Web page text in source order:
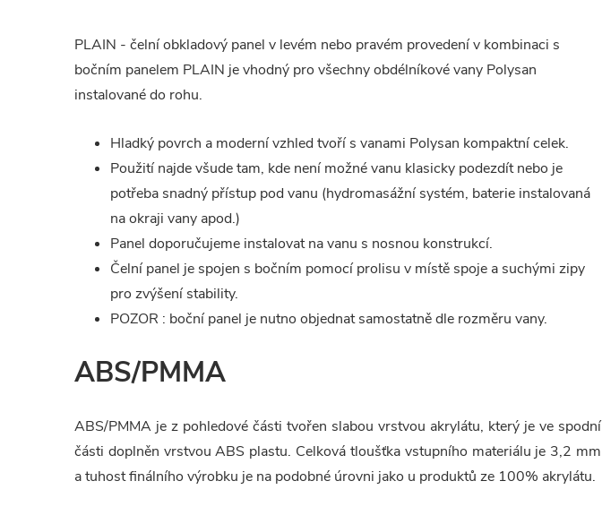
PLAIN - čelní obkladový panel v levém nebo pravém provedení v kombinaci s
bočním panelem PLAIN je vhodný pro všechny obdélníkové vany Polysan
instalované do rohu.
Hladký povrch a moderní vzhled tvoří s vanami Polysan kompaktní celek.
Použití najde všude tam, kde není možné vanu klasicky podezdít nebo je
potřeba snadný přístup pod vanu (hydromasážní systém, baterie instalovaná
na okraji vany apod.)
Panel doporučujeme instalovat na vanu s nosnou konstrukcí.
Čelní panel je spojen s bočním pomocí prolisu v místě spoje a suchými zipy
pro zvýšení stability.
POZOR : boční panel je nutno objednat samostatně dle rozměru vany.
ABS/PMMA
ABS/PMMA je z pohledové části tvořen slabou vrstvou akrylátu, který je ve spodní
části doplněn vrstvou ABS plastu. Celková tloušťka vstupního materiálu je 3,2 mm
a tuhost finálního výrobku je na podobné úrovni jako u produktů ze 100% akrylátu.